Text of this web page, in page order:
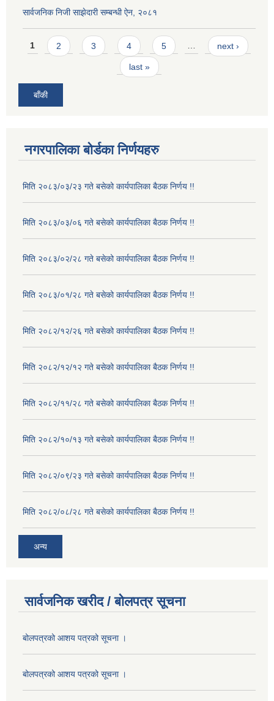
सार्वजनिक निजी साझेदारी सम्बन्धी ऐन, २०८१
Pages
1 2 3 4 5 … next ›
last »
बाँकी
नगरपालिका बोर्डका निर्णयहरु
मिति २०८३/०३/२३ गते बसेको कार्यपालिका बैठक निर्णय !!
मिति २०८३/०३/०६ गते बसेको कार्यपालिका बैठक निर्णय !!
मिति २०८३/०२/२८ गते बसेको कार्यपालिका बैठक निर्णय !!
मिति २०८३/०१/२८ गते बसेको कार्यपालिका बैठक निर्णय !!
मिति २०८२/१२/२६ गते बसेको कार्यपालिका बैठक निर्णय !!
मिति २०८२/१२/१२ गते बसेको कार्यपालिका बैठक निर्णय !!
मिति २०८२/११/२८ गते बसेको कार्यपालिका बैठक निर्णय !!
मिति २०८२/१०/१३ गते बसेको कार्यपालिका बैठक निर्णय !!
मिति २०८२/०९/२३ गते बसेको कार्यपालिका बैठक निर्णय !!
मिति २०८२/०८/२८ गते बसेको कार्यपालिका बैठक निर्णय !!
अन्य
सार्वजनिक खरीद / बोलपत्र सूचना
बोलपत्रको आशय पत्रको सूचना ।
बोलपत्रको आशय पत्रको सूचना ।